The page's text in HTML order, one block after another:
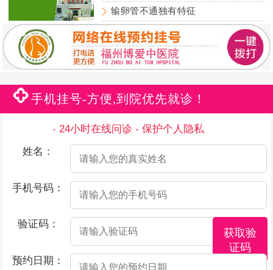
输卵管不通独有特征
手机挂号-方便,到院优先就诊！
24小时在线问诊
保护个人隐私
姓名：
手机号码：
验证码：
获取验
证码
预约日期：